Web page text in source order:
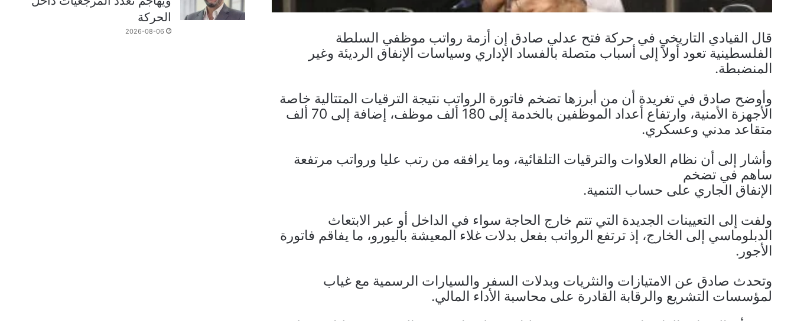
قال القيادي التاريخي في حركة فتح عدلي صادق إن أزمة رواتب موظفي السلطة
الفلسطينية تعود أولاً إلى أسباب متصلة بالفساد الإداري وسياسات الإنفاق الرديئة وغير
المنضبطة.
وأوضح صادق في تغريدة أن من أبرزها تضخم فاتورة الرواتب نتيجة الترقيات المتتالية خاصة
الأجهزة الأمنية، وارتفاع أعداد الموظفين بالخدمة إلى 180 ألف موظف، إضافة إلى 70 ألف
متقاعد مدني وعسكري.
وأشار إلى أن نظام العلاوات والترقيات التلقائية، وما يرافقه من رتب عليا ورواتب مرتفعة
ساهم في تضخم
الإنفاق الجاري على حساب التنمية.
ولفت إلى التعيينات الجديدة التي تتم خارج الحاجة سواء في الداخل أو عبر الابتعاث
الدبلوماسي إلى الخارج، إذ ترتفع الرواتب بفعل بدلات غلاء المعيشة باليورو، ما يفاقم فاتورة
الأجور.
وتحدث صادق عن الامتيازات والنثريات وبدلات السفر والسيارات الرسمية مع غياب
لمؤسسات التشريع والرقابة القادرة على محاسبة الأداء المالي.
الحركة
2026-08-06